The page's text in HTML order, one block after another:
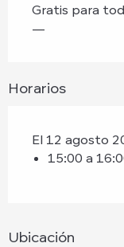
Gratis para
—
Horarios
El 12 agosto
15:00 a
Ubicación